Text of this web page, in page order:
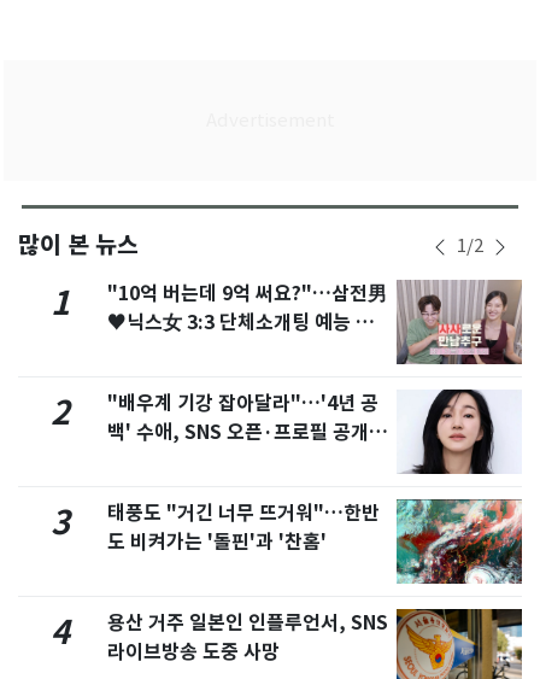
많이 본 뉴스 1/2
1
"10억 버는데 9억 써요?"…삼전男
♥닉스女 3:3 단체소개팅 예능 화
2
"배우계 기강 잡아달라"…'4년 공
백' 수애, SNS 오픈·프로필 공개
3
태풍도 "거긴 너무 뜨거워"…한반
도 비켜가는 '돌핀'과 '찬홈'
4
용산 거주 일본인 인플루언서, SNS
라이브방송 도중 사망